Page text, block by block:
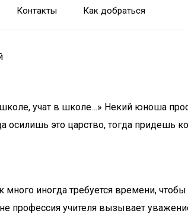
Контакты Как добраться
учат в школе…» Некий юноша
осилишь это царство, тогда придешь
иногда требуется времени,
профессия учителя вызывает